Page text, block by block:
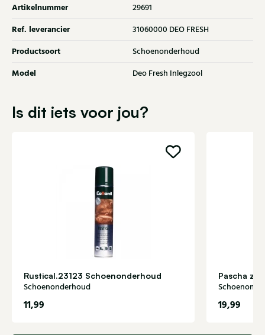
Artikelnummer 29691
Ref. leverancier 31060000 DEO FRESH
Productsoort Schoenonderhoud
Model Deo Fresh Inlegzool
Is dit iets voor jou?
Rustical.23123 Schoenonderhoud
Schoenonderhoud
11,99
Pascha
19,99